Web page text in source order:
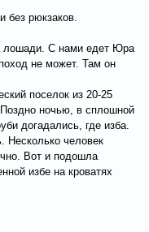
без рюкзаков.
лошади. С нами едет Юра
не может. Там он
поселок из 20-25
ночью, в сплошной
догадались, где изба.
Несколько человек
Вот и подошла
избе на кроватях